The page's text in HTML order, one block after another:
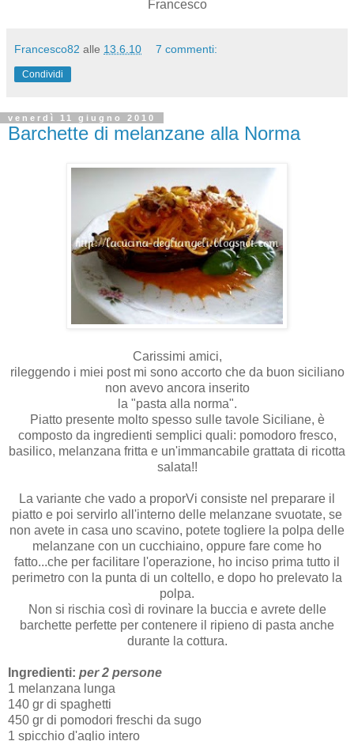
Francesco
Francesco82 alle 13.6.10 7 commenti:
Condividi
venerdì 11 giugno 2010
Barchette di melanzane alla Norma
Carissimi amici,
rileggendo i miei post mi sono accorto che da buon siciliano
non avevo ancora inserito
la "pasta alla norma".
Piatto presente molto spesso sulle tavole Siciliane, è
composto da ingredienti semplici quali: pomodoro fresco,
basilico, melanzana fritta e un'immancabile grattata di ricotta
salata!!
La variante che vado a proporVi consiste nel preparare il
piatto e poi servirlo all'interno delle melanzane svuotate, se
non avete in casa uno scavino, potete togliere la polpa delle
melanzane con un cucchiaino, oppure fare come ho
fatto...che per facilitare l'operazione, ho inciso prima tutto il
perimetro con la punta di un coltello, e dopo ho prelevato la
polpa.
Non si rischia così di rovinare la buccia e avrete delle
barchette perfette per contenere il ripieno di pasta anche
durante la cottura.
Ingredienti: per 2 persone
1 melanzana lunga
140 gr di spaghetti
450 gr di pomodori freschi da sugo
1 spicchio d'aglio intero